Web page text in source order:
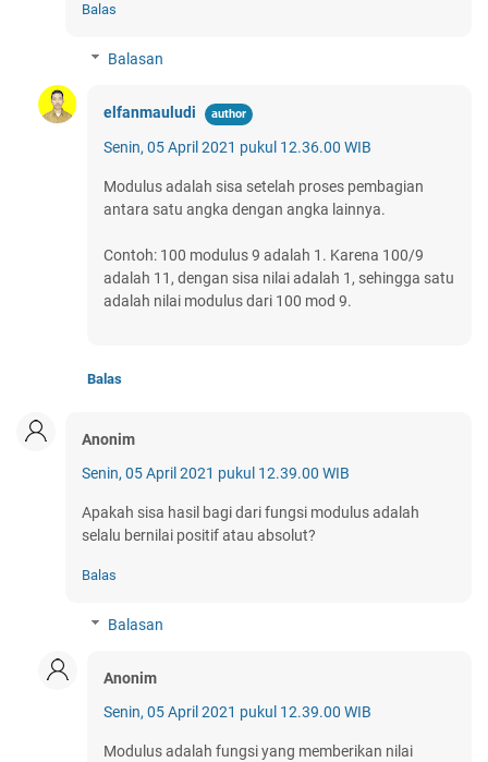
Balas
Balasan
elfanmauludi
Senin, 05 April 2021 pukul 12.36.00 WIB
Modulus adalah sisa setelah proses pembagian
antara satu angka dengan angka lainnya.
Contoh: 100 modulus 9 adalah 1. Karena 100/9
adalah 11, dengan sisa nilai adalah 1, sehingga satu
adalah nilai modulus dari 100 mod 9.
Balas
Anonim
Senin, 05 April 2021 pukul 12.39.00 WIB
Apakah sisa hasil bagi dari fungsi modulus adalah
selalu bernilai positif atau absolut?
Balas
Balasan
Anonim
Senin, 05 April 2021 pukul 12.39.00 WIB
Modulus adalah fungsi yang memberikan nilai